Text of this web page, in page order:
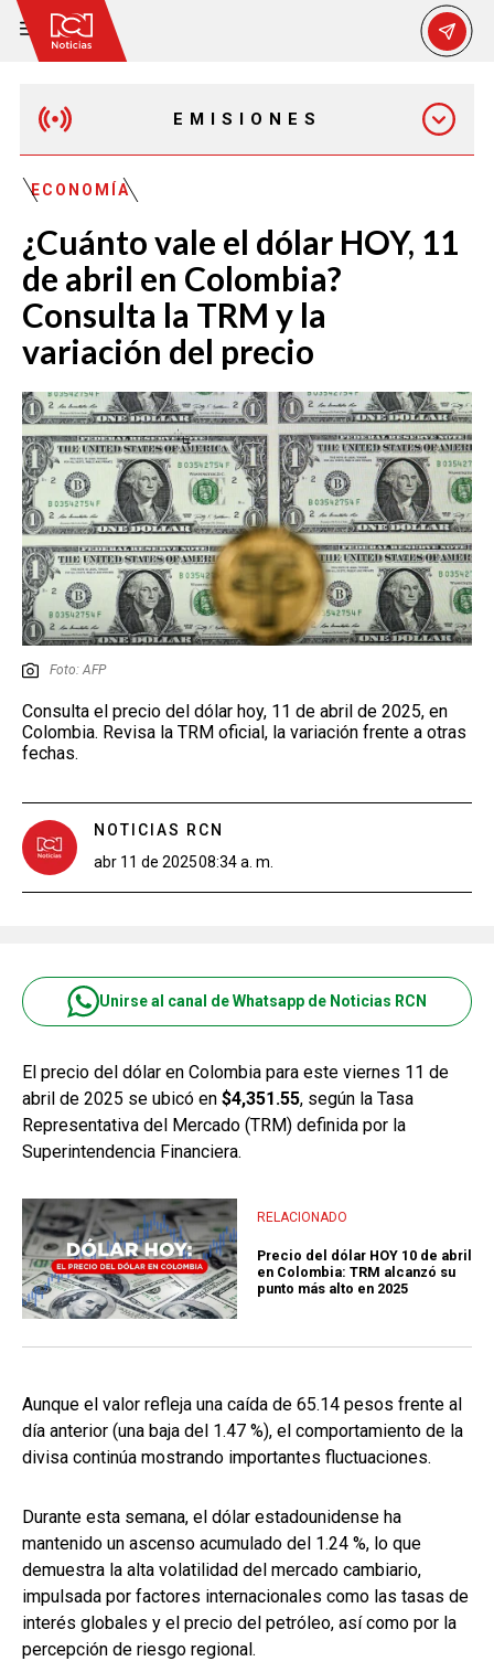
EMISIONES
EMISIÓN 12:30 PM
EMISIÓN 7:00 PM
EMISIÓN 11:30 PM
ECONOMÍA
¿Cuánto vale el dólar HOY, 11
de abril en Colombia?
Consulta la TRM y la
variación del precio
Foto: AFP
Consulta el precio del dólar hoy, 11 de abril de 2025, en
Colombia. Revisa la TRM oficial, la variación frente a otras
fechas.
NOTICIAS RCN
abr 11 de 202508:34 a. m.
Unirse al canal de Whatsapp de Noticias RCN
El precio del dólar en Colombia para este viernes 11 de
abril de 2025 se ubicó en $4,351.55, según la Tasa
Representativa del Mercado (TRM) definida por la
Superintendencia Financiera.
RELACIONADO
Precio del dólar HOY 10 de abril
en Colombia: TRM alcanzó su
punto más alto en 2025
Aunque el valor refleja una caída de 65.14 pesos frente al
día anterior (una baja del 1.47 %), el comportamiento de la
divisa continúa mostrando importantes fluctuaciones.
Durante esta semana, el dólar estadounidense ha
mantenido un ascenso acumulado del 1.24 %, lo que
demuestra la alta volatilidad del mercado cambiario,
impulsada por factores internacionales como las tasas de
interés globales y el precio del petróleo, así como por la
percepción de riesgo regional.